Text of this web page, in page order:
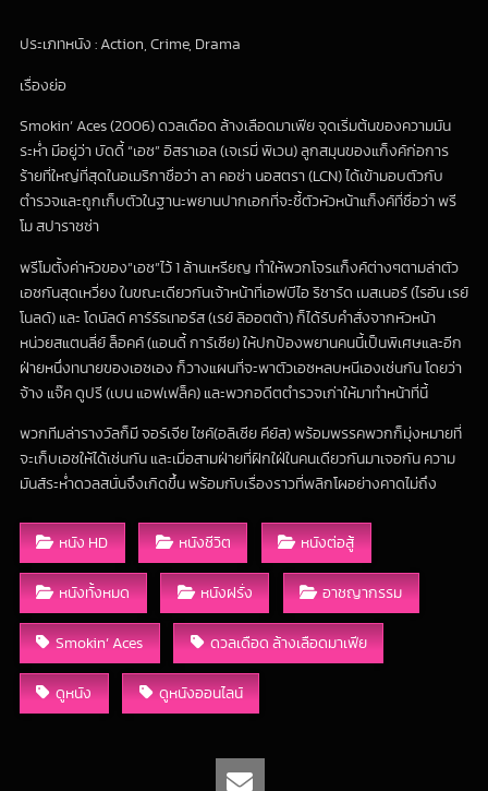
ประเภทหนัง : Action, Crime, Drama
เรื่องย่อ
Smokin’ Aces (2006) ดวลเดือด ล้างเลือดมาเฟีย จุดเริ่มต้นของความมัน
ระห่ำ มีอยู่ว่า บัดดี้ “เอซ” อิสราเอล (เจเรมี่ พิเวน) ลูกสมุนของแก็งค์ก่อการ
ร้ายที่ใหญ่ที่สุดในอเมริกาชื่อว่า ลา คอซ่า นอสตรา (LCN) ได้เข้ามอบตัวกับ
ตำรวจและถูกเก็บตัวในฐานะพยานปากเอกที่จะชี้ตัวหัวหน้าแก็งค์ที่ชื่อว่า พรี
โม สปาราซซ่า
พรีโมตั้งค่าหัวของ”เอซ”ไว้ 1 ล้านเหรียญ ทำให้พวกโจรแก็งค์ต่างๆตามล่าตัว
เอซกันสุดเหวี่ยง ในขณะเดียวกันเจ้าหน้าที่เอฟบีไอ ริชาร์ด เมสเนอร์ (ไรอัน เรย์
โนลด์) และ โดนัลด์ คาร์รัธเทอร์ส (เรย์ ลิออตต้า) ก็ได้รับคำสั่งจากหัวหน้า
หน่วยสแตนลี่ย์ ล็อคค์ (แอนดี้ การ์เซีย) ให้ปกป้องพยานคนนี้เป็นพิเศษและอีก
ฝ่ายหนึ่งทนายของเอซเอง ก็วางแผนที่จะพาตัวเอซหลบหนีเองเช่นกัน โดยว่า
จ้าง แจ๊ค ดูปรี (เบน แอฟเฟล็ค) และพวกอดีตตำรวจเก่าให้มาทำหน้าที่นี้
พวกทีมล่ารางวัลก็มี จอร์เจีย ไซค์(อลิเซีย คีย์ส) พร้อมพรรคพวกก็มุ่งหมายที่
จะเก็บเอซให้ได้เช่นกัน และเมื่อสามฝ่ายที่ฝักใฝ่ในคนเดียวกันมาเจอกัน ความ
มันส์ระห่ำดวลสนั่นจึงเกิดขึ้น พร้อมกับเรื่องราวที่พลิกโผอย่างคาดไม่ถึง
หนัง HD หนังชีวิต หนังต่อสู้
หนังทั้งหมด หนังฝรั่ง อาชญากรรม
Smokin’ Aces ดวลเดือด ล้างเลือดมาเฟีย
ดูหนัง ดูหนังออนไลน์